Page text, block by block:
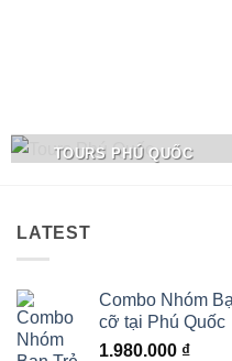
TOURS PHÚ QUỐC
LATEST
Combo Nhóm
cỡ tại Phú Quốc
1.980.000 ₫